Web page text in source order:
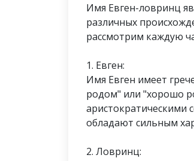
Имя Евген-ловринц
различных
рассмотрим каждую
1. Евген:
Имя Евген имеет
родом" или "хорошо
обладают сильным
2. Ловринц: